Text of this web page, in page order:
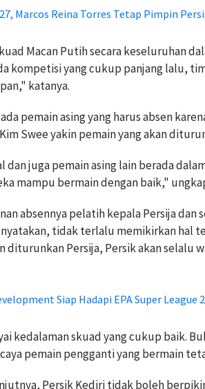
Marcos Reina Torres Tetap Pimpin
Macan Putih secara keseluruhan
kompetisi yang cukup panjang lalu,
katanya.
pemain asing yang harus absen
Swee yakin pemain yang akan
dan juga pemain asing lain berada
mampu bermain dengan baik,"
absennya pelatih kepala Persija dan
tidak terlalu memikirkan hal
diturunkan Persija, Persik akan selalu
Siap Hadapi EPA Super League
kedalaman skuad yang cukup baik.
pemain pengganti yang bermain
Persik Kediri tidak boleh